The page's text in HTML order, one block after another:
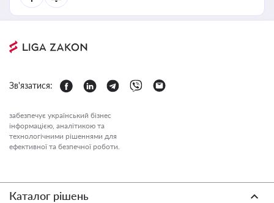
Зв'язатися:
забезпечує український бізнес
інформацією, аналітикою та
технологічними рішеннями для
ефективної та безпечної роботи.
Каталог рішень